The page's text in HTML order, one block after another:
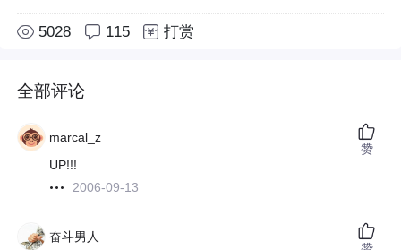
5028 115 打赏
全部评论
marcal_z
UP!!!
2006-09-13
赞
奋斗男人